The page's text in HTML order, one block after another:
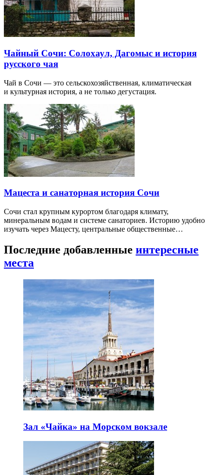
Чайный Сочи: Солохаул, Дагомыс и история
русского чая
Чай в Сочи — это сельскохозяйственная, климатическая
и культурная история, а не только дегустация.
Мацеста и санаторная история Сочи
Сочи стал крупным курортом благодаря климату,
минеральным водам и системе санаториев. Историю удобно
изучать через Мацесту, центральные общественные…
Последние добавленные интересные
места
Зал «Чайка» на Морском вокзале